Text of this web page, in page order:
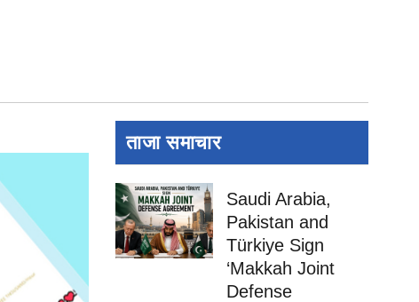
ताजा समाचार
Saudi Arabia,
Pakistan and
Türkiye Sign
‘Makkah Joint
Defense